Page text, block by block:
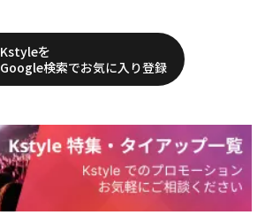
Kstyleを
Google検索でお気に入り登録